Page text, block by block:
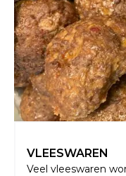
VLEESWAREN
Veel vleeswaren